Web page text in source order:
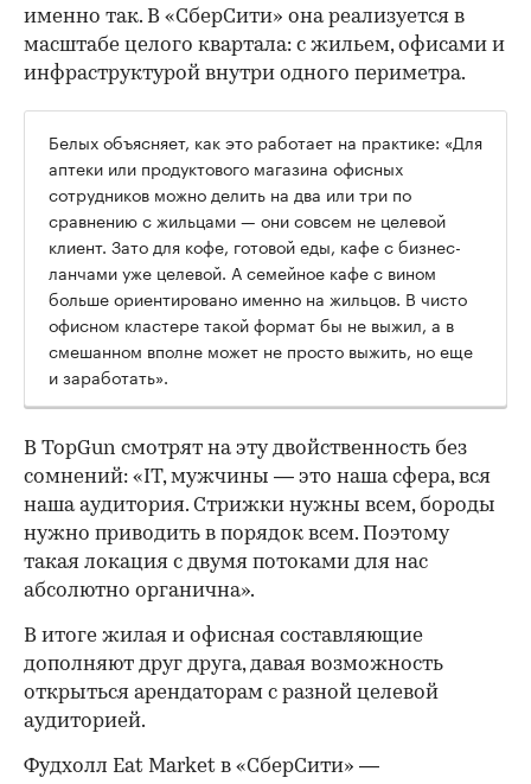
именно так. В «СберСити» она реализуется в
масштабе целого квартала: с жильем, офисами и
инфраструктурой внутри одного периметра.
Белых объясняет, как это работает на практике: «Для
аптеки или продуктового магазина офисных
сотрудников можно делить на два или три по
сравнению с жильцами — они совсем не целевой
клиент. Зато для кофе, готовой еды, кафе с бизнес-
ланчами уже целевой. А семейное кафе с вином
больше ориентировано именно на жильцов. В чисто
офисном кластере такой формат бы не выжил, а в
смешанном вполне может не просто выжить, но еще
и заработать».
В TopGun смотрят на эту двойственность без
сомнений: «IT, мужчины — это наша сфера, вся
наша аудитория. Стрижки нужны всем, бороды
нужно приводить в порядок всем. Поэтому
такая локация с двумя потоками для нас
абсолютно органична».
В итоге жилая и офисная составляющие
дополняют друг друга, давая возможность
открыться арендаторам с разной целевой
аудиторией.
Фудхолл Eat Market в «СберСити» —